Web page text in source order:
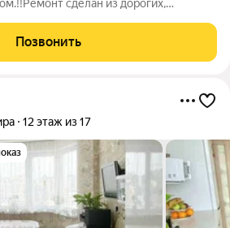
сделан из дорогих,
Большая кухня 11 м.кв. комната 17 кв.м.
балкон. В
Позвонить
12 этаж из 17